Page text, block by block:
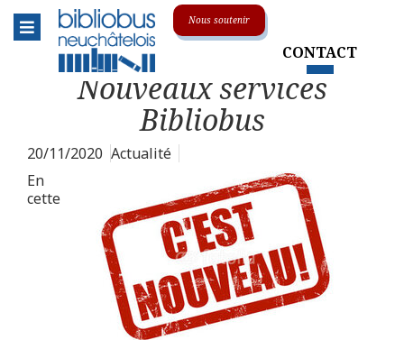
Menu
Le réseau Toggle submenu
La centrale
Animations & événements
Soutenir le Bibliobus
Toggle submenu
Nos collections
Nous soutenir
CONTACT
Nouveaux services
Bibliobus
20/11/2020 Actualité
En
cette